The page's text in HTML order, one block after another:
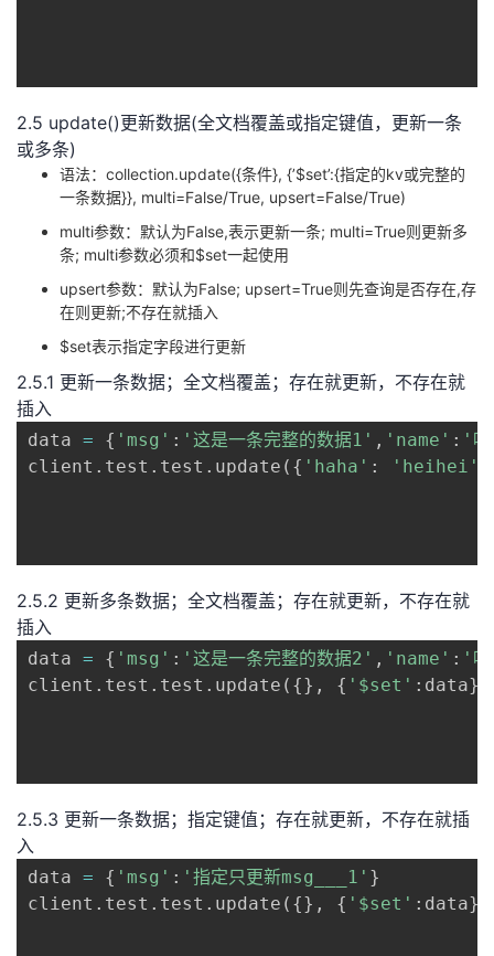
2.5 update()更新数据(全文档覆盖或指定键值，更新一条
或多条)
语法：collection.update({条件}, {’$set’:{指定的kv或完整的
一条数据}}, multi=False/True, upsert=False/True)
multi参数：默认为False,表示更新一条; multi=True则更新多
条; multi参数必须和$set一起使用
upsert参数：默认为False; upsert=True则先查询是否存在,存
在则更新;不存在就插入
$set表示指定字段进行更新
2.5.1 更新一条数据；全文档覆盖；存在就更新，不存在就
插入
data = { 'msg' : '这是一条完整的数据1' , 'name' : '
client . test . test . update ( { 'haha' : 'heihei'
2.5.2 更新多条数据；全文档覆盖；存在就更新，不存在就
插入
data = { 'msg' : '这是一条完整的数据2' , 'name' : '
client . test . test . update ( {} , { '$set' : data}
2.5.3 更新一条数据；指定键值；存在就更新，不存在就插
入
data = { 'msg' : '指定只更新msg___1' }
client . test . test . update ( {} , { '$set' : data}